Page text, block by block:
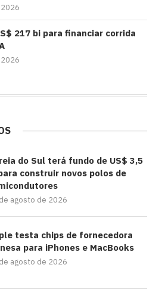
217 bi para financiar corrida
do Sul terá fundo de US$ 3,5
construir novos polos de
agosto de 2026
testa chips de fornecedora
para iPhones e MacBooks
agosto de 2026